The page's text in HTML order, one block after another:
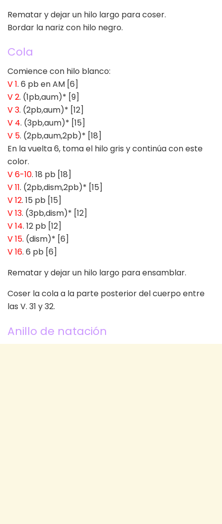
Rematar y dejar un hilo largo para coser.
Bordar la nariz con hilo negro.
Cola
Comience con hilo blanco:
V 1. 6 pb en AM [6]
V 2. (1pb,aum)* [9]
V 3. (2pb,aum)* [12]
V 4. (3pb,aum)* [15]
V 5. (2pb,aum,2pb)* [18]
En la vuelta 6, toma el hilo gris y continúa con este
color.
V 6-10. 18 pb [18]
V 11. (2pb,dism,2pb)* [15]
V 12. 15 pb [15]
V 13. (3pb,dism)* [12]
V 14. 12 pb [12]
V 15. (dism)* [6]
V 16. 6 pb [6]
Rematar y dejar un hilo largo para ensamblar.
Coser la cola a la parte posterior del cuerpo entre
las V. 31 y 32.
Anillo de natación